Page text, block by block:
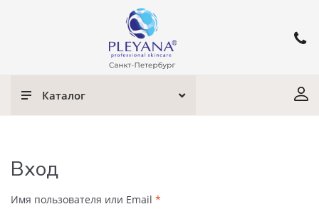
Каталог
Вход
Имя пользователя или Email *